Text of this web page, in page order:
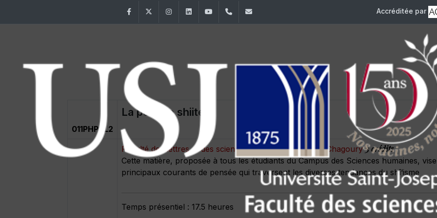
FacebookTwitter InstagramLinkedInYouTube+961 (1) 421 586 Accréditée par
011PHPSL2
La pensée shiite
Faculté des lettres et des sciences humaines Ramez G. Chagoury3 crédits
Cette matière, proposée à tous les étudiants du Campus des Sciences humaines,
principaux courants de pensée qui traversent les diverses tendances du shî‘isme
Temps présentiel : 17.5 heures